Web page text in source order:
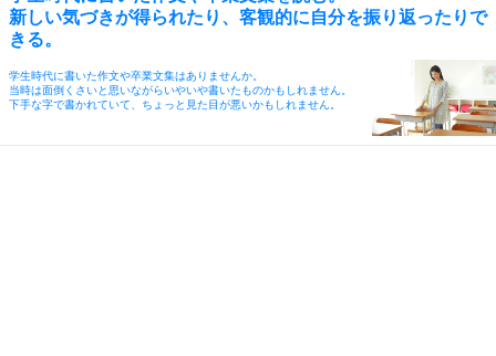
新しい気づきが得られたり、客観的に自分を振り返ったりで
きる。
学生時代に書いた作文や卒業文集はありませんか。
当時は面倒くさいと思いながらいやいや書いたものかもしれません。
下手な字で書かれていて、ちょっと見た目が悪いかもしれません。